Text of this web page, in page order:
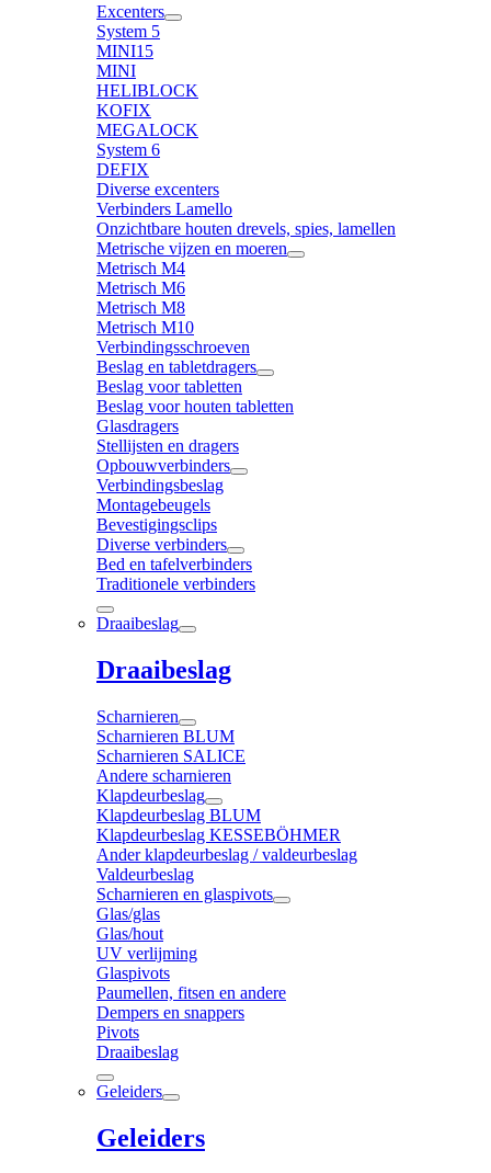
Excenters
System 5
MINI15
MINI
HELIBLOCK
KOFIX
MEGALOCK
System 6
DEFIX
Diverse excenters
Verbinders Lamello
Onzichtbare houten drevels, spies, lamellen
Metrische vijzen en moeren
Metrisch M4
Metrisch M6
Metrisch M8
Metrisch M10
Verbindingsschroeven
Beslag en tabletdragers
Beslag voor tabletten
Beslag voor houten tabletten
Glasdragers
Stellijsten en dragers
Opbouwverbinders
Verbindingsbeslag
Montagebeugels
Bevestigingsclips
Diverse verbinders
Bed en tafelverbinders
Traditionele verbinders
Draaibeslag
Draaibeslag
Scharnieren
Scharnieren BLUM
Scharnieren SALICE
Andere scharnieren
Klapdeurbeslag
Klapdeurbeslag BLUM
Klapdeurbeslag KESSEBÖHMER
Ander klapdeurbeslag / valdeurbeslag
Valdeurbeslag
Scharnieren en glaspivots
Glas/glas
Glas/hout
UV verlijming
Glaspivots
Paumellen, fitsen en andere
Dempers en snappers
Pivots
Draaibeslag
Geleiders
Geleiders